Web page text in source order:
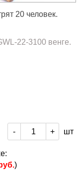
20 человек.
22-3100 венге.
- + шт
)